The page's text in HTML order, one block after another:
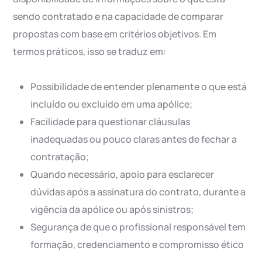
sendo contratado e na capacidade de comparar
propostas com base em critérios objetivos. Em
termos práticos, isso se traduz em:
Possibilidade de entender plenamente o que está
incluído ou excluído em uma apólice;
Facilidade para questionar cláusulas
inadequadas ou pouco claras antes de fechar a
contratação;
Quando necessário, apoio para esclarecer
dúvidas após a assinatura do contrato, durante a
vigência da apólice ou após sinistros;
Segurança de que o profissional responsável tem
formação, credenciamento e compromisso ético